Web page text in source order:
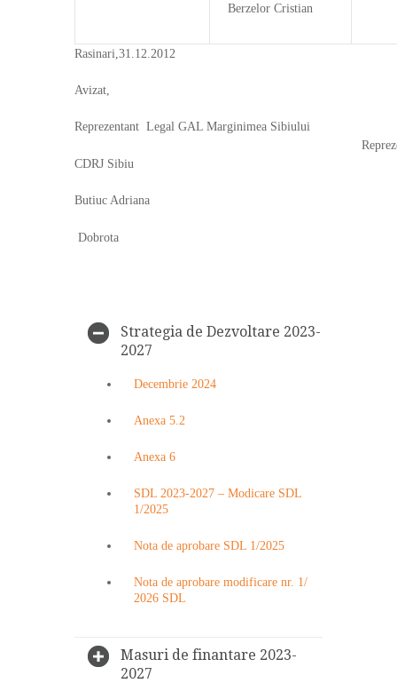
Berzelor Cristian
Rasinari,31.12.2012
Avizat,
Reprezentant Legal GAL Marginimea Sibiului
CDRJ Sibiu
Butiuc Adriana
Dobrota
Strategia de Dezvoltare 2023-
2027
Decembrie 2024
Anexa 5.2
Anexa 6
SDL 2023-2027 – Modicare SDL
1/2025
Nota de aprobare SDL 1/2025
Nota de aprobare modificare nr. 1/
2026 SDL
Masuri de finantare 2023-
2027